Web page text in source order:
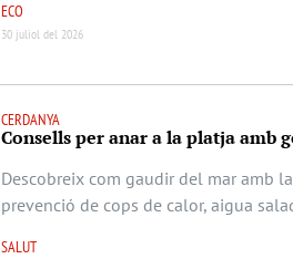
ECO
30 juliol del 2026
CERDANYA
Consells per anar a la platja amb
Descobreix com gaudir del mar amb
prevenció de cops de calor, aigua
SALUT